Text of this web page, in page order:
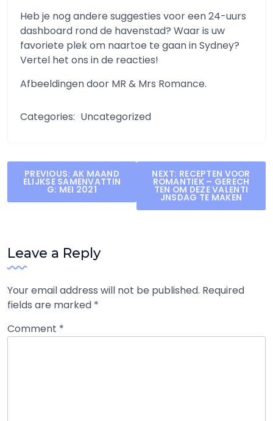
Heb je nog andere suggesties voor een 24-uurs
dashboard rond de havenstad? Waar is uw
favoriete plek om naartoe te gaan in Sydney?
Vertel het ons in de reacties!
Afbeeldingen door MR & Mrs Romance.
Categories: Uncategorized
Post
navigation
PREVIOUS: AK MAAND
ELIJKSE SAMENVATTIN
G: MEI 2021
NEXT: RECEPTEN VOOR
ROMANTIEK – GERECH
TEN OM DEZE VALENTI
JNSDAG TE MAKEN
Leave a Reply
Your email address will not be published. Required
fields are marked *
Comment *